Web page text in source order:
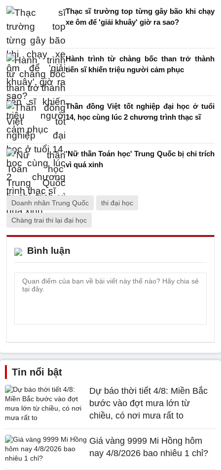
Thạc sĩ trường top từng gây bão khi chạy
xe ôm để 'giải khuây' giờ ra sao?
Hành trình từ chàng bốc than trở thành
tiến sĩ khiến triệu người cảm phục
Thần đồng Việt tốt nghiệp đại học ở tuổi
14, học cùng lúc 2 chương trình thạc sĩ
'Nữ thần Toán học' Trung Quốc bị chỉ trích
vì quá xinh
Doanh nhân Trung Quốc thi đại học
Chàng trai thi lại đại học
Bình luận
Tin nổi bật
Dự báo thời tiết 4/8: Miền Bắc
bước vào đợt mưa lớn từ
chiều, có nơi mưa rất to
Giá vàng 9999 Mi Hồng hôm
nay 4/8/2026 bao nhiêu 1 chỉ?